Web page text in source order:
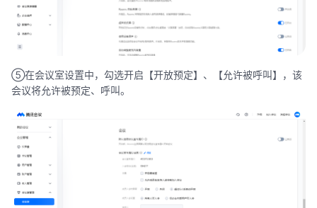
⑤在会议室设置中，勾选开启【开放预定】、【允许被呼叫】，该
会议将允许被预定、呼叫。